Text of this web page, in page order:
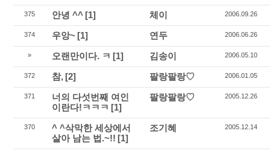
375 안녕 ^^ [1] 체이 2006.09.26
374 우앙~ [1] 연두 2006.06.26
» 오랜만이다. ㅋ [1] 김송이 2006.05.10
372 참, [2] 팔랑팔랑♡ 2006.01.05
371
너의 다섯번째 여인
이란다!ㅋㅋㅋ [1]
팔랑팔랑♡ 2005.12.26
370
^ ^삭막한 세상에서
살아 남는 법.~!! [1]
조기혜 2005.12.14